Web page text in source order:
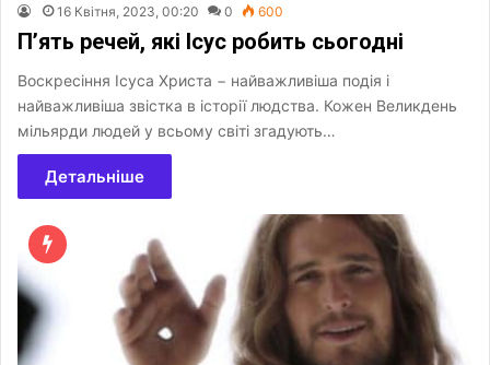
16 Квітня, 2023, 00:20 0 600
П’ять речей, які Ісус робить сьогодні
Воскресіння Ісуса Христа − найважливіша подія і
найважливіша звістка в історії людства. Кожен Великдень
мільярди людей у всьому світі згадують…
Детальніше